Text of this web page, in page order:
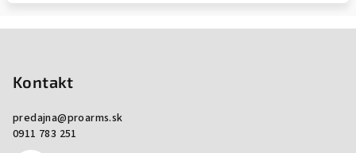
Kontakt
predajna@proarms.sk
0911 783 251